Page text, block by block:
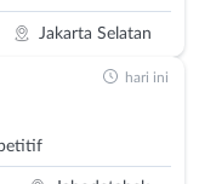
Jakarta Selatan
hari ini